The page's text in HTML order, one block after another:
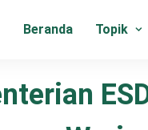
Beranda Topik